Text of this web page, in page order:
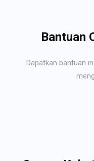
Bantuan
Dapatkan bantuan